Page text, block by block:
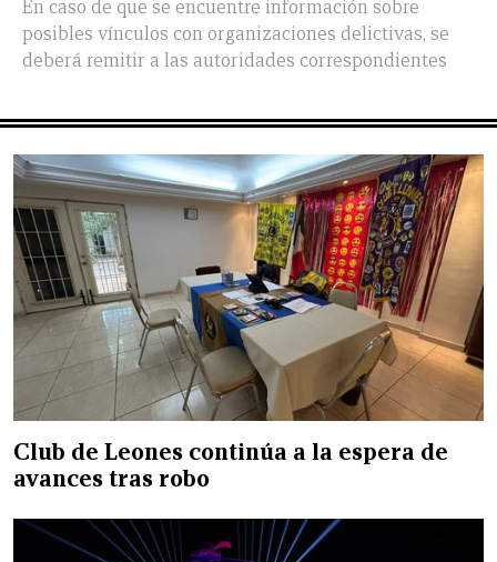
En caso de que se encuentre información sobre
posibles vínculos con organizaciones delictivas, se
deberá remitir a las autoridades correspondientes
Club de Leones continúa a la espera de
avances tras robo